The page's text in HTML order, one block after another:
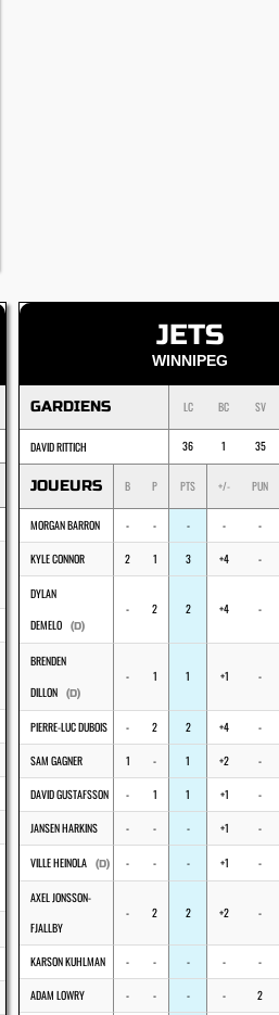
JETS
WINNIPEG
GARDIENS LC BC SV
DAVID RITTICH 36 1 35
JOUEURS B P PTS +/- PUN
MORGAN BARRON - - - - -
KYLE CONNOR 2 1 3 +4 -
DYLAN
DEMELO
(D)
- 2 2 +4 -
BRENDEN
DILLON
(D)
- 1 1 +1 -
PIERRE-LUC DUBOIS - 2 2 +4 -
SAM GAGNER 1 - 1 +2 -
DAVID GUSTAFSSON - 1 1 +1 -
JANSEN HARKINS - - - +1 -
VILLE HEINOLA (D) - - - +1 -
AXEL JONSSON-
FJALLBY
- 2 2 +2 -
KARSON KUHLMAN - - - - -
ADAM LOWRY - - - - 2